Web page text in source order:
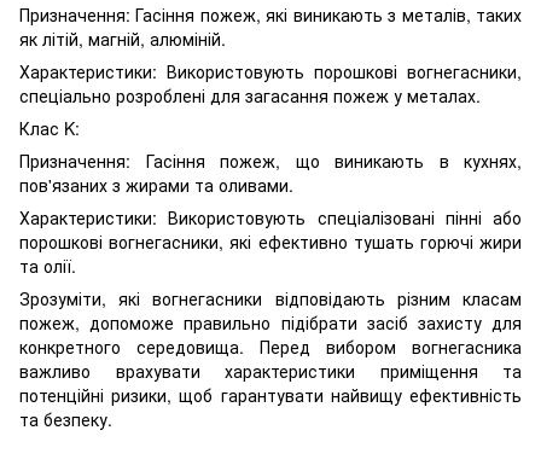
Призначення: Гасіння пожеж, які виникають з металів, таких
як літій, магній, алюміній.
Характеристики: Використовують порошкові вогнегасники,
спеціально розроблені для загасання пожеж у металах.
Клас K:
Призначення: Гасіння пожеж, що виникають в кухнях,
пов'язаних з жирами та оливами.
Характеристики: Використовують спеціалізовані пінні або
порошкові вогнегасники, які ефективно тушать горючі жири
та олії.
Зрозуміти, які вогнегасники відповідають різним класам
пожеж, допоможе правильно підібрати засіб захисту для
конкретного середовища. Перед вибором вогнегасника
важливо врахувати характеристики приміщення та
потенційні ризики, щоб гарантувати найвищу ефективність
та безпеку.